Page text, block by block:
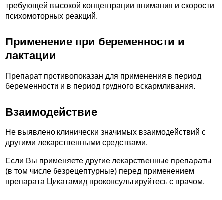
требующей высокой концентрации внимания и скорости
психомоторных реакций.
Применение при беременности и
лактации
Препарат противопоказан для применения в период
беременности и в период грудного вскармливания.
Взаимодействие
Не выявлено клинически значимых взаимодействий с
другими лекарственными средствами.
Если Вы применяете другие лекарственные препараты
(в том числе безрецептурные) перед применением
препарата Цикатамид проконсультируйтесь с врачом.